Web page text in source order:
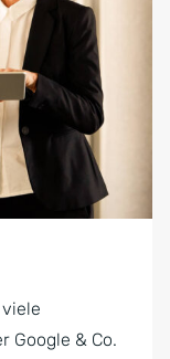
Google & Co.